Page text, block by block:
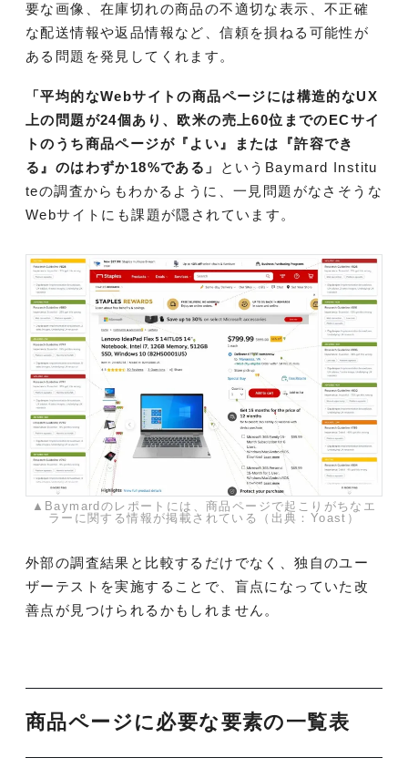
要な画像、在庫切れの商品の不適切な表示、不正確
な配送情報や返品情報など、信頼を損ねる可能性が
ある問題を発見してくれます。
「平均的なWebサイトの商品ページには構造的なUX
上の問題が24個あり、欧米の売上60位までのECサイ
トのうち商品ページが『よい』または『許容でき
る』のはわずか18%である」
というBaymard Institu
teの調査からもわかるように、一見問題がなさそうな
Webサイトにも課題が隠されています。
▲Baymardのレポートには、商品ページで起こりがちなエ
ラーに関する情報が掲載されている（出典：Yoast）
外部の調査結果と比較するだけでなく、独自のユー
ザーテストを実施することで、盲点になっていた改
善点が見つけられるかもしれません。
商品ページに必要な要素の一覧表